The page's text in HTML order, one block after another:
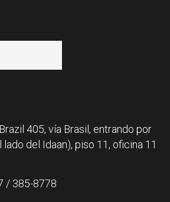
405, vía Brasil, entrando por
lado del Idaan), piso 11, oficina 11
/ 385-8778